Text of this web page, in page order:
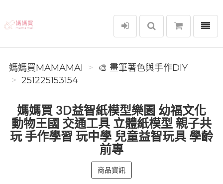
媽媽買MAMAMAI
選單
媽媽買MAMAMAI
🎨 畫筆著色與手作DIY
251225153154
媽媽買 3D益智紙模型樂園 幼福文化
動物王國 交通工具 立體紙模型 親子共
玩 手作學習 玩中學 兒童益智玩具 學齡
前專
商品資訊